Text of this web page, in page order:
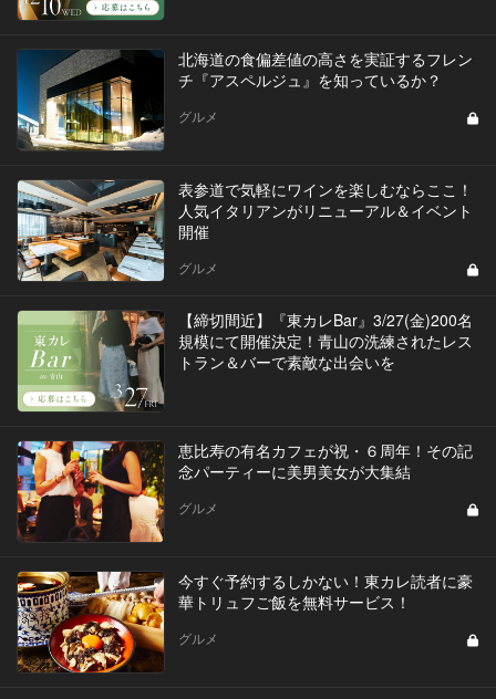
北海道の食偏差値の高さを実証するフレン
チ『アスペルジュ』を知っているか？
グルメ
表参道で気軽にワインを楽しむならここ！
人気イタリアンがリニューアル＆イベント
開催
グルメ
【締切間近】『東カレBar』3/27(金)200名
規模にて開催決定！青山の洗練されたレス
トラン＆バーで素敵な出会いを
恵比寿の有名カフェが祝・６周年！その記
念パーティーに美男美女が大集結
グルメ
今すぐ予約するしかない！東カレ読者に豪
華トリュフご飯を無料サービス！
グルメ